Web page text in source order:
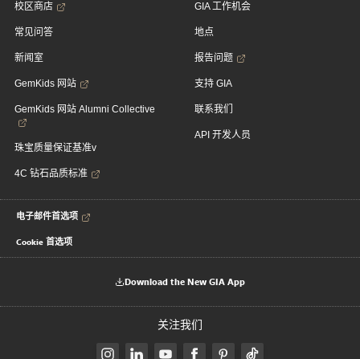
校区商店
常见问答
新闻室
GemKids 网站
GemKids 网站 Alumni Collective
珠宝质量保证基准v
4C 钻石品质标准
GIA 工作机会
地点
报告问题
支持 GIA
联系我们
API 开发人员
电子邮件首选项
Cookie 首选项
Download the New GIA App
关注我们